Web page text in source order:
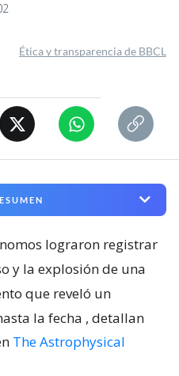
Ética y transparencia de BBCL
lograron registrar
y la explosión de una
que reveló un
la fecha , detallan
The Astrophysical